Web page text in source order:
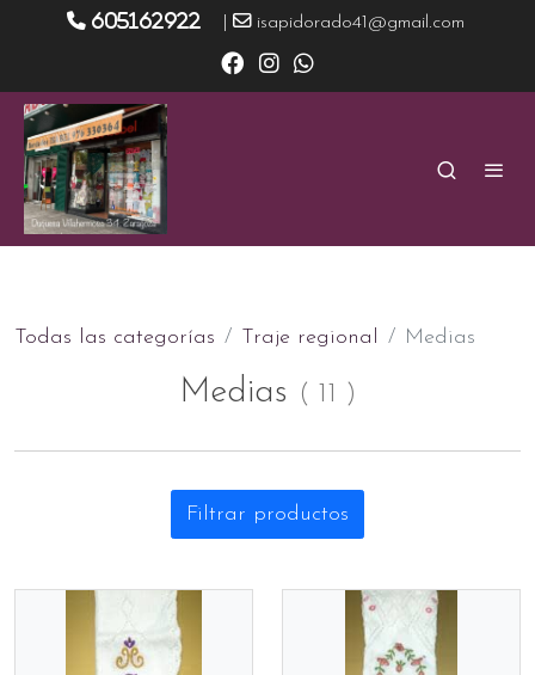
605162922 isapidorado41@gmail.com
Todas las categorías Traje regional Medias
Medias ( 11 )
Filtrar productos